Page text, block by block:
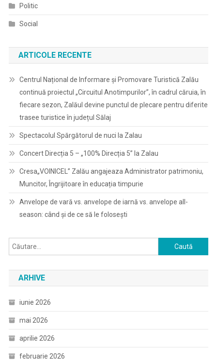
Politic
Social
ARTICOLE RECENTE
Centrul Național de Informare și Promovare Turistică Zalău
continuă proiectul „Circuitul Anotimpurilor”, în cadrul căruia, în
fiecare sezon, Zalăul devine punctul de plecare pentru diferite
trasee turistice în județul Sălaj
Spectacolul Spărgătorul de nuci la Zalau
Concert Direcția 5 – „100% Direcția 5” la Zalau
Cresa„VOINICEL” Zalău angajeaza Administrator patrimoniu,
Muncitor, Îngrijitoare în educația timpurie
Anvelope de vară vs. anvelope de iarnă vs. anvelope all-
season: când și de ce să le folosești
Caută
după:
ARHIVE
iunie 2026
mai 2026
aprilie 2026
februarie 2026